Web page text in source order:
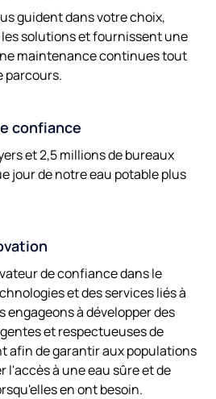
guident dans votre choix,
solutions et fournissent une
maintenance continues tout
parcours.
confiance
et 2,5 millions de bureaux
jour de notre eau potable plus
de confiance dans le
et des services liés à
engageons à développer des
et respectueuses de
afin de garantir aux populations
l'accès à une eau sûre et de
en ont besoin.